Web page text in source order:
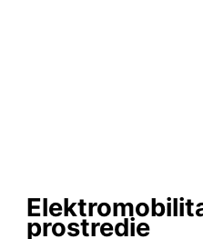
prostredie